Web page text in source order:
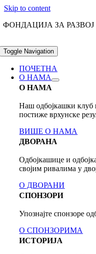
Skip to content
ФОНДАЦИЈА ЗА
Toggle Navigation
ПОЧЕТНА
О НАМА
О НАМА
Наш одбојкашки клуб
постиже врхунске
ВИШЕ О НАМА
ДВОРАНА
Одбојкашице и
својим ривалима у
О ДВОРАНИ
СПОНЗОРИ
Упознајте спонзоре
О СПОНЗОРИМА
ИСТОРИЈА